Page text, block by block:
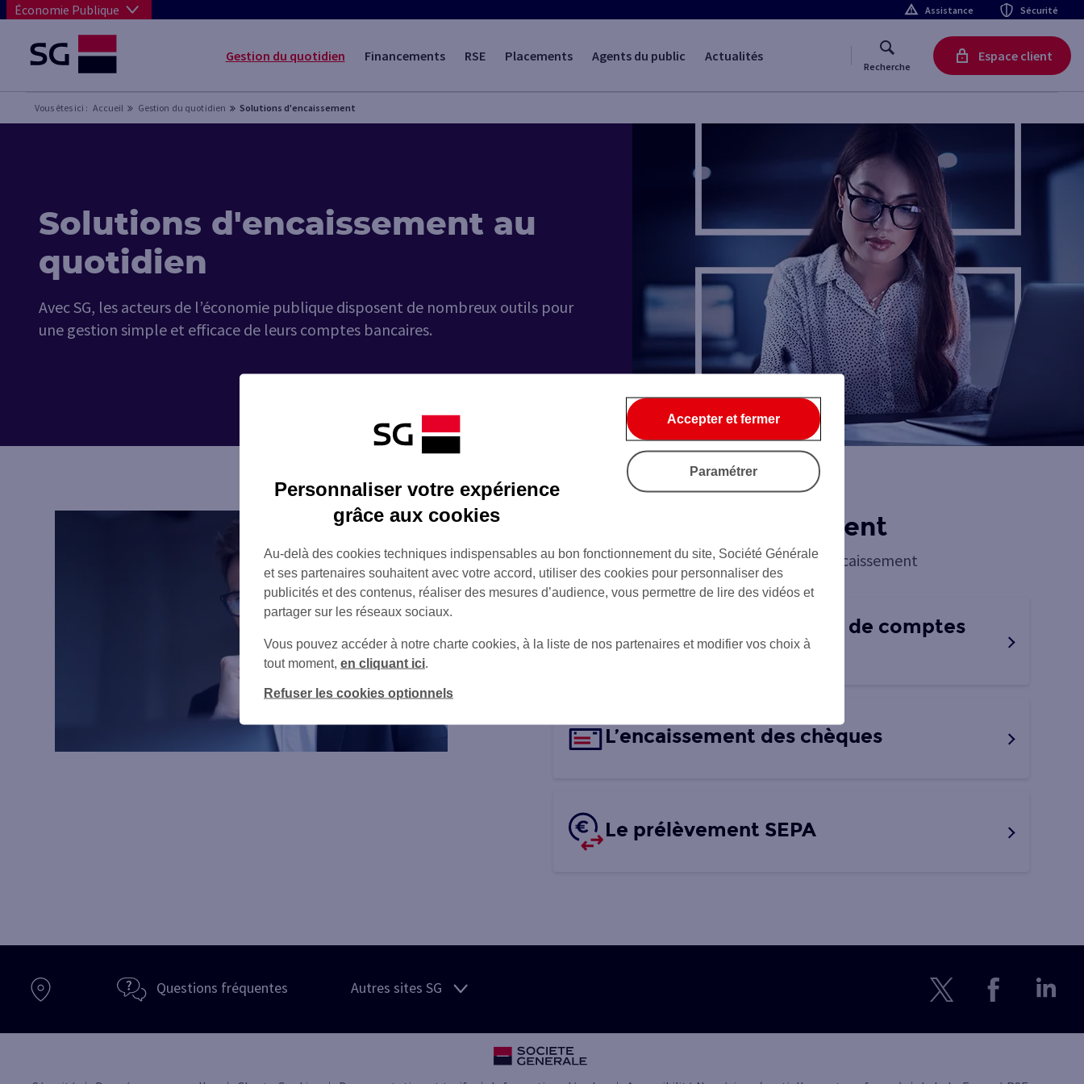
Économie Publique Assistance Sécurité
Gestion du quotidien Financements RSE Placements Agents du public Actualités
Recherche
Espace client
Vous êtes ici : Accueil Gestion du quotidien Solutions d'encaissement
Solutions d'encaissement au
quotidien
Avec SG, les acteurs de l’économie publique disposent de nombreux outils pour
une gestion simple et efficace de leurs comptes bancaires.
Solutions d’encaissement
Facilitez vos flux grâce à nos solutions d’encaissement
VAM@SG, notre solution de comptes
virtuels
L’encaissement des chèques
Le prélèvement SEPA
Questions fréquentes Autres sites SG
Personnaliser votre expérience
grâce aux cookies
Au-delà des cookies techniques indispensables au bon fonctionnement du site, Société Générale
et ses partenaires souhaitent avec votre accord, utiliser des cookies pour personnaliser des
publicités et des contenus, réaliser des mesures d’audience, vous permettre de lire des vidéos et
partager sur les réseaux sociaux.
Vous pouvez accéder à notre charte cookies, à la liste de nos partenaires et modifier vos choix à
tout moment, en cliquant ici.
Refuser les cookies optionnels
Accepter et fermer
Paramétrer